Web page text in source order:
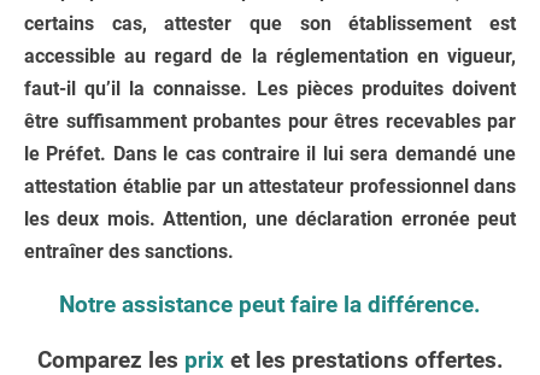
certains cas, attester que son établissement est
accessible au regard de la réglementation en vigueur,
faut-il qu’il la connaisse. Les pièces produites doivent
être suffisamment probantes pour êtres recevables par
le Préfet. Dans le cas contraire il lui sera demandé une
attestation établie par un attestateur professionnel dans
les deux mois.Attention, une déclaration erronéepeut
entraîner des sanctions.
Notre assistance peut faire la différence.
Comparez les prix et les prestations offertes.